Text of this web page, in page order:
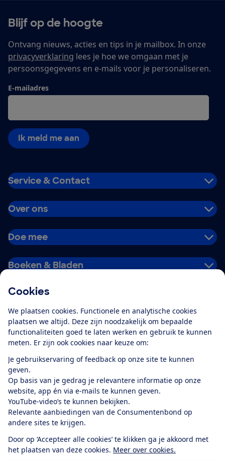
Cookies
We plaatsen cookies. Functionele en analytische cookies
plaatsen we altijd. Deze zijn noodzakelijk om bepaalde
functionaliteiten goed te laten werken en gebruik te kunnen
meten. Er zijn ook cookies naar keuze om:
Je gebruikservaring of feedback op onze site te kunnen
geven.
Op basis van je gedrag je relevantere informatie op onze
website, app én via e-mails te kunnen geven.
YouTube-video’s te kunnen bekijken.
Relevante aanbiedingen van de Consumentenbond op
andere sites te krijgen.
Door op ‘Accepteer alle cookies’ te klikken ga je akkoord met
het plaatsen van deze cookies. Meer over cookies.
Blijf op de hoogte
Ontvang nieuws, acties en tips in je mailbox. In onze
privacyverklaring lees je hoe we omgaan met je
persoonsgegevens en e-mails voor je personaliseren.
E-mailadres
Ik meld me aan
Service & Contact
Over ons
Doe mee
Boeken & Bladen
Alles over de
app
Algemene Voorwaarden
Privacyverklaring
Cookiebeleid
Privacyvoorkeuren
Toegankelijkheid
RSS-feed nieuws
Facebook
TwitterInstagram
YoutubeLinkedIn
12.901consumentenbeoordelen de Consumentenbondmet gemiddeld